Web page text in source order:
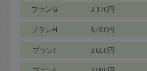
プランG 3,170円
プランH 3,400円
プランI 3,650円